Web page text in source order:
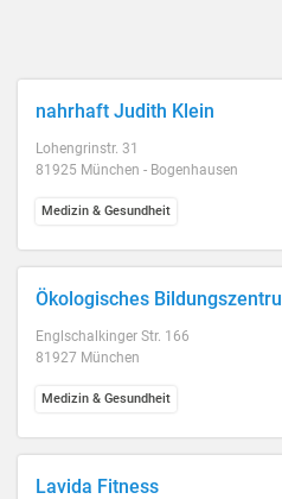
nahrhaft Judith Klein
Lohengrinstr. 31
81925 München - Bogenhausen
Medizin & Gesundheit
Ökologisches
Englschalkinger Str. 166
81927 München
Medizin & Gesundheit
Lavida Fitness